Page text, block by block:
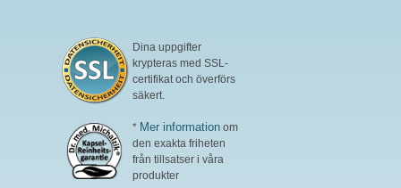
Dina uppgifter
krypteras med SSL-
certifikat och överförs
säkert.
* Mer information om
den exakta friheten
från tillsatser i våra
produkter